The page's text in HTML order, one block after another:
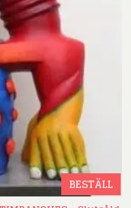
BESTÄLL